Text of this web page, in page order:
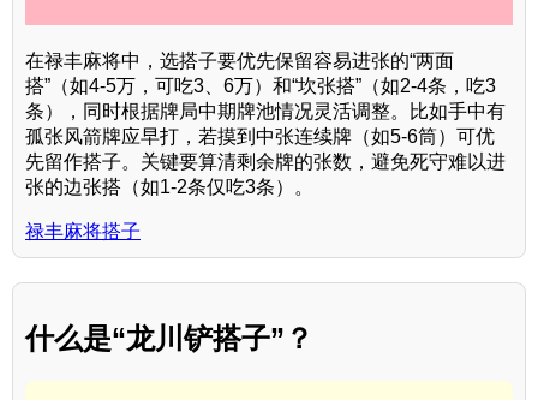
在禄丰麻将中，选搭子要优先保留容易进张的“两面
搭”（如4-5万，可吃3、6万）和“坎张搭”（如2-4条，吃3
条），同时根据牌局中期牌池情况灵活调整。比如手中有
孤张风箭牌应早打，若摸到中张连续牌（如5-6筒）可优
先留作搭子。关键要算清剩余牌的张数，避免死守难以进
张的边张搭（如1-2条仅吃3条）。
禄丰麻将搭子
什么是“龙川铲搭子”？